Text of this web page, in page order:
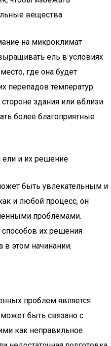
вещества.
на микроклимат
ель в условиях
где она будет
перепадов температур.
здания или вблизи
более благоприятные
и их решение
быть увлекательным и
и любой процесс, он
проблемами.
способов их решения
в этом начинании.
проблем является
быть связано с
как неправильное